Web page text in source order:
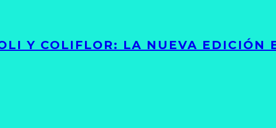
Y COLIFLOR: LA NUEVA EDICIÓN